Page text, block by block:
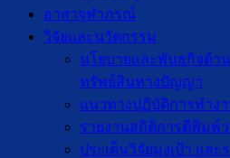
อาสาจุฬาภรณ์
วิจัยและนวัตกรรม
นโยบายและพันธกิจด้า
ทรัพย์สินทางปัญญา
แนวทางปฏิบัติการทำง
รายงานสถิติการตีพิมพ์
ประเด็นวิจัยมุ่งเป้า และ